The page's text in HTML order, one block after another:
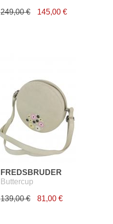
249,00 € 145,00 €
FREDSBRUDER
Buttercup
139,00 € 81,00 €